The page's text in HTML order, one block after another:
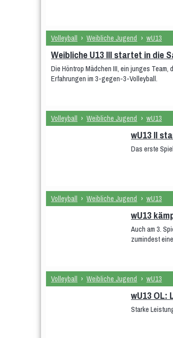
Volleyball › Weibliche Jugend › wU13
Weibliche U13 III startet in die
Die Höntrop Mädchen III, ein junges
Erfahrungen im 3-gegen-3-Volleyball.
Volleyball › Weibliche Jugend › wU13
wU13 II
Das erste
Volleyball › Weibliche Jugend › wU13
wU13
Auch am 3.
zumindest
Volleyball › Weibliche Jugend › wU13
wU13 OL:
Starke